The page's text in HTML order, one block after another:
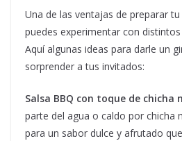
Una de las ventajas de preparar
puedes experimentar con
Aquí algunas ideas para darle un
sorprender a tus invitados:
Salsa BBQ con toque de chicha
parte del agua o caldo por chicha
para un sabor dulce y afrutado